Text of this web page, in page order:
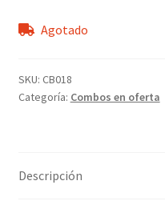
Agotado
SKU: CB018
Categoría: Combos en oferta
Descripción